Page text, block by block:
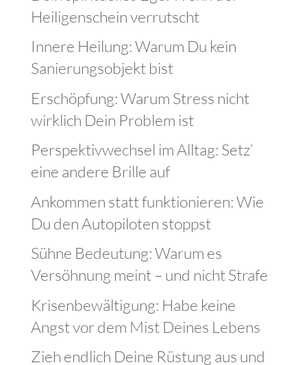
Heiligenschein verrutscht
Innere Heilung: Warum Du kein
Sanierungsobjekt bist
Erschöpfung: Warum Stress nicht
wirklich Dein Problem ist
Perspektivwechsel im Alltag: Setz‘
eine andere Brille auf
Ankommen statt funktionieren: Wie
Du den Autopiloten stoppst
Sühne Bedeutung: Warum es
Versöhnung meint – und nicht Strafe
Krisenbewältigung: Habe keine
Angst vor dem Mist Deines Lebens
Zieh endlich Deine Rüstung aus und